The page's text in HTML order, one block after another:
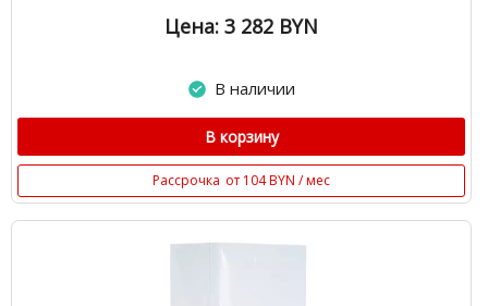
Цена: 3 282 BYN
В наличии
В корзину
Рассрочка от 104 BYN / мес